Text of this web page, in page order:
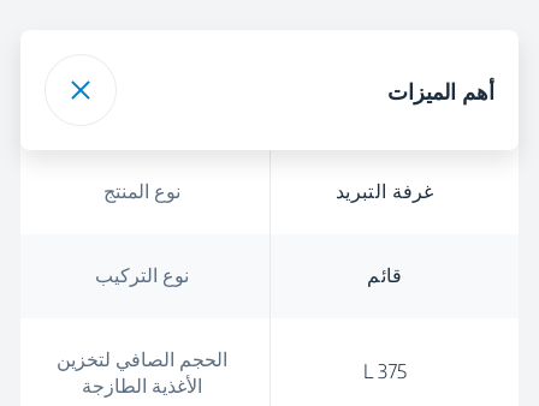
أهم الميزات
نوع المنتج غرفة التبريد
نوع التركيب قائم
الحجم الصافي لتخزين
الأغذية الطازجة
375 L